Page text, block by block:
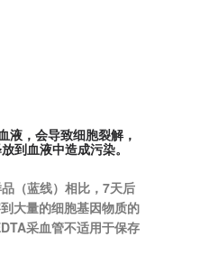
液，会导致细胞裂解，
到血液中造成污染。
（蓝线）相比，7天后
大量的细胞基因物质的
采血管不适用于保存